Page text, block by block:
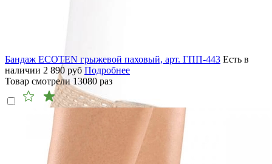
Бандаж ECOTEN грыжевой паховый, арт. ГПП-443 Есть в
наличии 2 890 руб Подробнее
Товар смотрели 13080 раз